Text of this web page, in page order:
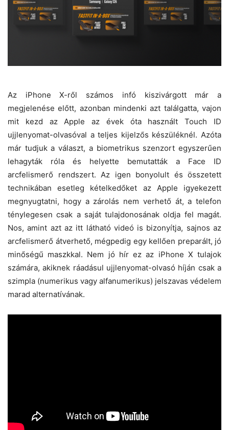
Az iPhone X-ről számos infó kiszivárgott már a
megjelenése előtt, azonban mindenki azt találgatta, vajon
mit kezd az Apple az évek óta használt Touch ID
ujjlenyomat-olvasóval a teljes kijelzős készüléknél. Azóta
már tudjuk a választ, a biometrikus szenzort egyszerűen
lehagyták róla és helyette bemutatták a Face ID
arcfelismerő rendszert. Az igen bonyolult és összetett
technikában esetleg kételkedőket az Apple igyekezett
megnyugtatni, hogy a zárolás nem verhető át, a telefon
ténylegesen csak a saját tulajdonosának oldja fel magát.
Nos, amint azt az itt látható videó is bizonyítja, sajnos az
arcfelismerő átverhető, mégpedig egy kellően preparált, jó
minőségű maszkkal. Nem jó hír ez az iPhone X tulajok
számára, akiknek ráadásul ujjlenyomat-olvasó híján csak a
szimpla (numerikus vagy alfanumerikus) jelszavas védelem
marad alternatívának.